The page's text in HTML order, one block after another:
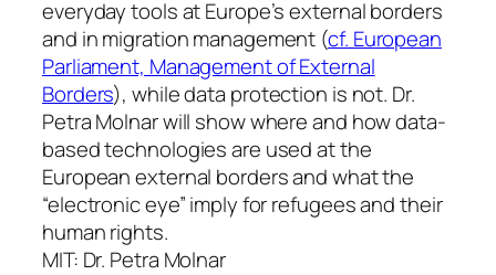
everyday tools at Europe’s external borders
and in migration management (cf. European
Parliament, Management of External
Borders), while data protection is not. Dr.
Petra Molnar will show where and how data-
based technologies are used at the
European external borders and what the
“electronic eye” imply for refugees and their
human rights.
MIT: Dr. Petra Molnar